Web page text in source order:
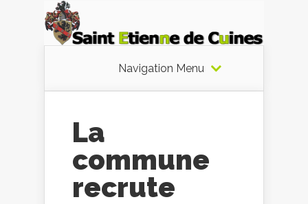
Navigation Menu
La
commune
recrute